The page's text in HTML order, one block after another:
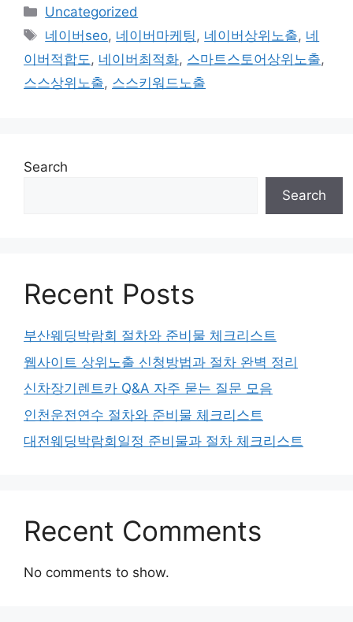
Categories
Uncategorized
Tags
네이버seo, 네이버마케팅, 네이버상위노출, 네
이버적합도, 네이버최적화, 스마트스토어상위노출,
스스상위노출, 스스키워드노출
Search
Search
Recent Posts
부산웨딩박람회 절차와 준비물 체크리스트
웹사이트 상위노출 신청방법과 절차 완벽 정리
신차장기렌트카 Q&A 자주 묻는 질문 모음
인천운전연수 절차와 준비물 체크리스트
대전웨딩박람회일정 준비물과 절차 체크리스트
Recent Comments
No comments to show.